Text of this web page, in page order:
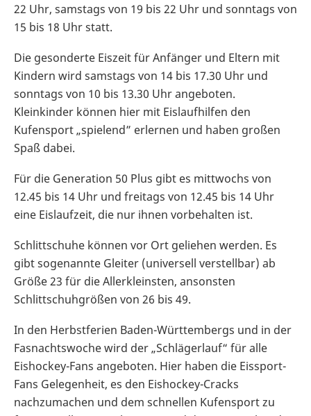
22 Uhr, samstags von 19 bis 22 Uhr und sonntags von
15 bis 18 Uhr statt.
Die gesonderte Eiszeit für Anfänger und Eltern mit
Kindern wird samstags von 14 bis 17.30 Uhr und
sonntags von 10 bis 13.30 Uhr angeboten.
Kleinkinder können hier mit Eislaufhilfen den
Kufensport „spielend” erlernen und haben großen
Spaß dabei.
Für die Generation 50 Plus gibt es mittwochs von
12.45 bis 14 Uhr und freitags von 12.45 bis 14 Uhr
eine Eislaufzeit, die nur ihnen vorbehalten ist.
Schlittschuhe können vor Ort geliehen werden. Es
gibt sogenannte Gleiter (universell verstellbar) ab
Größe 23 für die Allerkleinsten, ansonsten
Schlittschuhgrößen von 26 bis 49.
In den Herbstferien Baden-Württembergs und in der
Fasnachtswoche wird der „Schlägerlauf“ für alle
Eishockey-Fans angeboten. Hier haben die Eissport-
Fans Gelegenheit, es den Eishockey-Cracks
nachzumachen und dem schnellen Kufensport zu